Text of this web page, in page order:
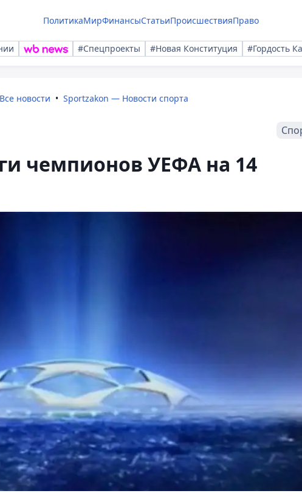
ПолитикаМирФинансыСтатьиПроисшествияПраво
#Спецпроекты #Новая Конституция #Гордость
Все новости Sportzakon — Новости спорта
чемпионов УЕФА на 14